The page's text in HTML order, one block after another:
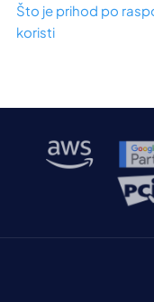
Što je prihod po
koristi